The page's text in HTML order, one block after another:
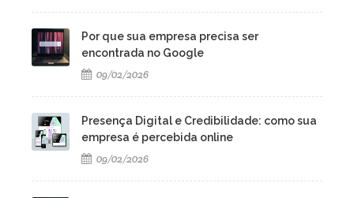
Por que sua empresa precisa ser
encontrada no Google
09/02/2026
Presença Digital e Credibilidade: como sua
empresa é percebida online
09/02/2026